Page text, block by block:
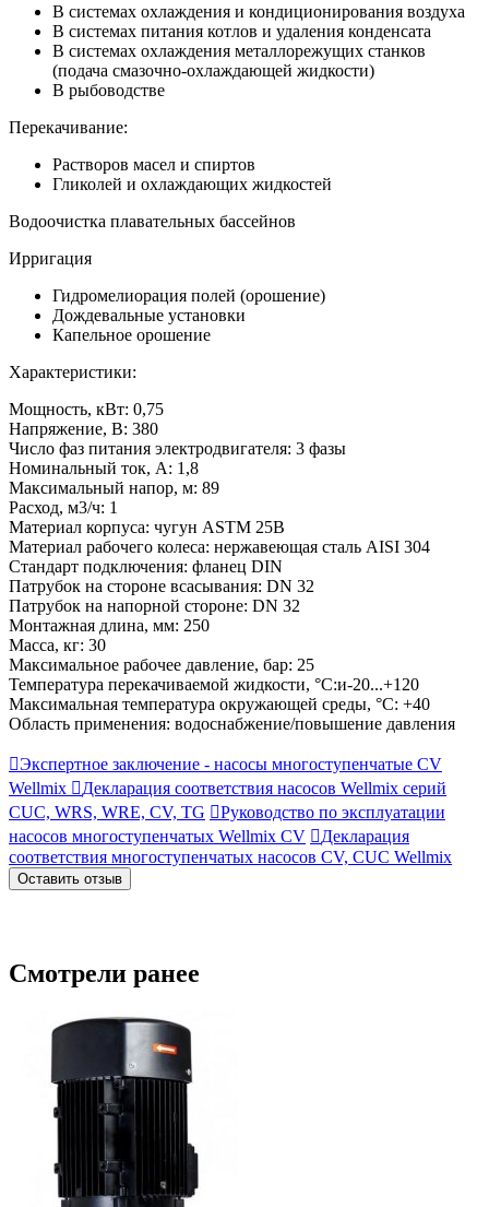
В системах охлаждения и кондиционирования воздуха
В системах питания котлов и удаления конденсата
В системах охлаждения металлорежущих станков
(подача смазочно-охлаждающей жидкости)
В рыбоводстве
Перекачивание:
Растворов масел и спиртов
Гликолей и охлаждающих жидкостей
Водоочистка плавательных бассейнов
Ирригация
Гидромелиорация полей (орошение)
Дождевальные установки
Капельное орошение
Характеристики:
Мощность, кВт: 0,75
Напряжение, В: 380
Число фаз питания электродвигателя: 3 фазы
Номинальный ток, А: 1,8
Максимальный напор, м: 89
Расход, м3/ч: 1
Материал корпуса: чугун ASTM 25B
Материал рабочего колеса: нержавеющая сталь AISI 304
Стандарт подключения: фланец DIN
Патрубок на стороне всасывания: DN 32
Патрубок на напорной стороне: DN 32
Монтажная длина, мм: 250
Масса, кг: 30
Максимальное рабочее давление, бар: 25
Температура перекачиваемой жидкости, °С:и-20...+120
Максимальная температура окружающей среды, °С: +40
Область применения: водоснабжение/повышение давления
Экспертное заключение - насосы многоступенчатые CV
Wellmix Декларация соответствия насосов Wellmix серий
CUC, WRS, WRE, CV, TG Руководство по эксплуатации
насосов многоступенчатых Wellmix CV Декларация
соответствия многоступенчатых насосов CV, CUC Wellmix
Оставить отзыв
Смотрели ранее